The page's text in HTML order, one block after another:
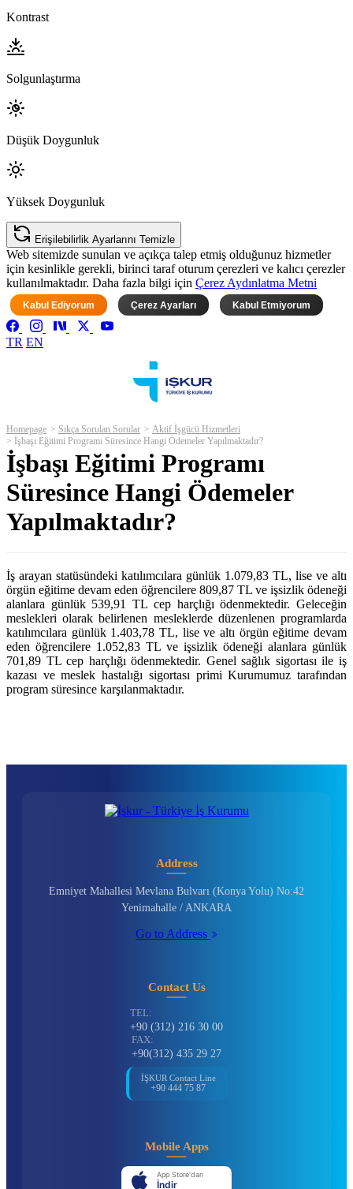
Kontrast
Solgunlaştırma
Düşük Doygunluk
Yüksek Doygunluk
Erişilebilirlik Ayarlarını Temizle
Web sitemizde sunulan ve açıkça talep etmiş olduğunuz hizmetler
için kesinlikle gerekli, birinci taraf oturum çerezleri ve kalıcı çerezler
kullanılmaktadır. Daha fazla bilgi için Çerez Aydınlatma Metni
Kabul Ediyorum Çerez Ayarları Kabul Etmiyorum
TR EN
Homepage Sıkça Sorulan Sorular
Aktif İşgücü Hizmetleri
İşbaşı Eğitimi Programı Süresince Hangi Ödemeler Yapılmaktadır?
İşbaşı Eğitimi Programı
Süresince Hangi Ödemeler
Yapılmaktadır?
İş arayan statüsündeki katılımcılara günlük 1.079,83 TL, lise ve altı
örgün eğitime devam eden öğrencilere 809,87 TL ve işsizlik ödeneği
alanlara günlük 539,91 TL cep harçlığı ödenmektedir. Geleceğin
meslekleri olarak belirlenen mesleklerde düzenlenen programlarda
katılımcılara günlük 1.403,78 TL, lise ve altı örgün eğitime devam
eden öğrencilere 1.052,83 TL ve işsizlik ödeneği alanlara günlük
701,89 TL cep harçlığı ödenmektedir. Genel sağlık sigortası ile iş
kazası ve meslek hastalığı sigortası primi Kurumumuz tarafından
program süresince karşılanmaktadır.
Address
Emniyet Mahallesi Mevlana Bulvarı (Konya Yolu) No:42
Yenimahalle / ANKARA
Go to Address
Contact Us
TEL:
+90 (312) 216 30 00
FAX:
+90(312) 435 29 27
İŞKUR Contact Line
+90 444 75 87
Mobile Apps
App Store'dan
İndir